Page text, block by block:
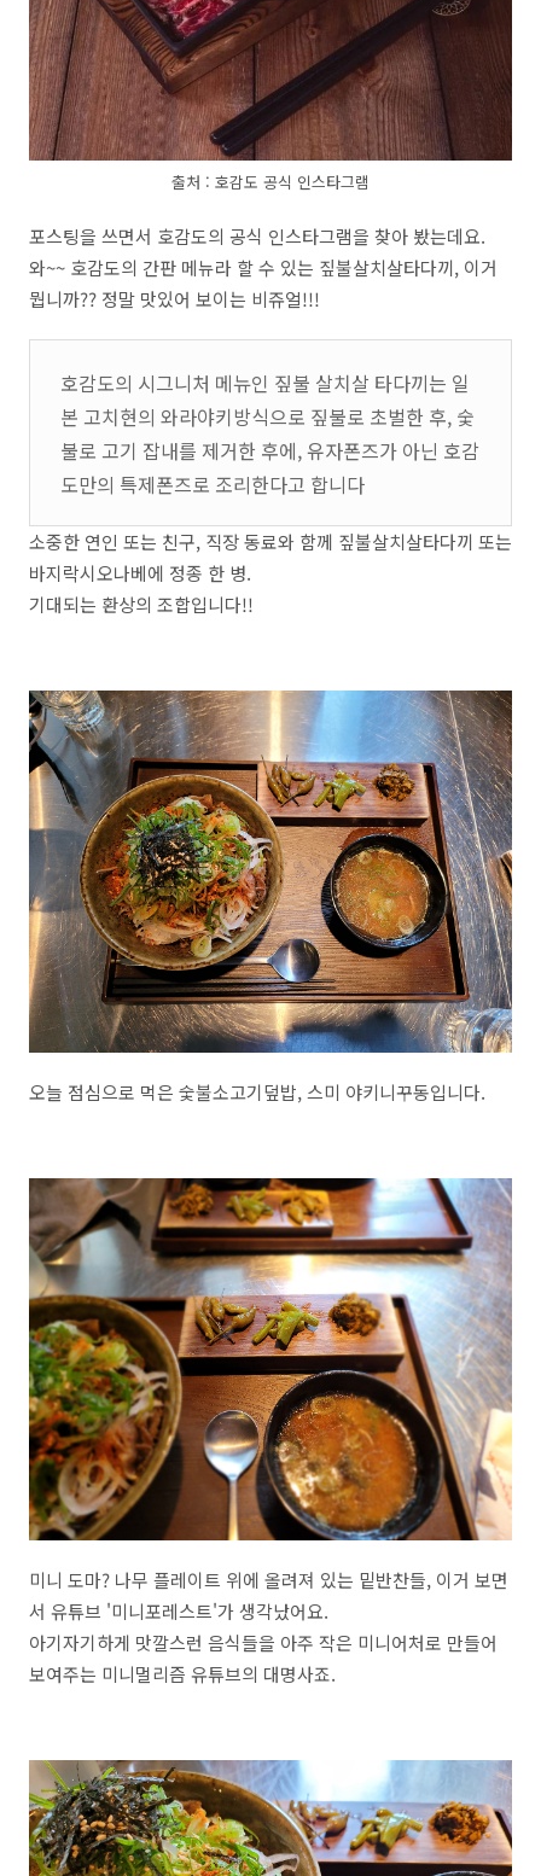
출처 : 호감도 공식 인스타그램
포스팅을 쓰면서 호감도의 공식 인스타그램을 찾아 봤는데요.
와~~ 호감도의 간판 메뉴라 할 수 있는 짚불살치살타다끼, 이거
뭡니까?? 정말 맛있어 보이는 비쥬얼!!!
호감도의 시그니처 메뉴인 짚불 살치살 타다끼는 일
본 고치현의 와라야키방식으로 짚불로 초벌한 후, 숯
불로 고기 잡내를 제거한 후에, 유자폰즈가 아닌 호감
도만의 특제폰즈로 조리한다고 합니다
소중한 연인 또는 친구, 직장 동료와 함께 짚불살치살타다끼 또는
바지락시오나베에 정종 한 병.
기대되는 환상의 조합입니다!!
오늘 점심으로 먹은 숯불소고기덮밥, 스미 야키니꾸동입니다.
미니 도마? 나무 플레이트 위에 올려져 있는 밑반찬들, 이거 보면
서 유튜브 '미니포레스트'가 생각났어요.
아기자기하게 맛깔스런 음식들을 아주 작은 미니어처로 만들어
보여주는 미니멀리즘 유튜브의 대명사죠.